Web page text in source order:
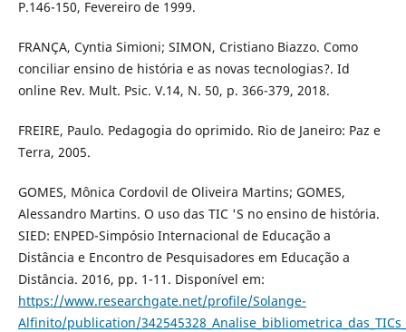
P.146-150, Fevereiro de 1999.
FRANÇA, Cyntia Simioni; SIMON, Cristiano Biazzo. Como
conciliar ensino de história e as novas tecnologias?. Id
online Rev. Mult. Psic. V.14, N. 50, p. 366-379, 2018.
FREIRE, Paulo. Pedagogia do oprimido. Rio de Janeiro: Paz e
Terra, 2005.
GOMES, Mônica Cordovil de Oliveira Martins; GOMES,
Alessandro Martins. O uso das TIC 'S no ensino de história.
SIED: ENPED-Simpósio Internacional de Educação a
Distância e Encontro de Pesquisadores em Educação a
Distância. 2016, pp. 1-11. Disponível em:
https://www.researchgate.net/profile/Solange-
Alfinito/publication/